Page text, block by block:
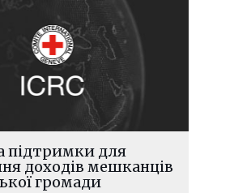
змінила два села
підтримки для
доходів мешканців
громади